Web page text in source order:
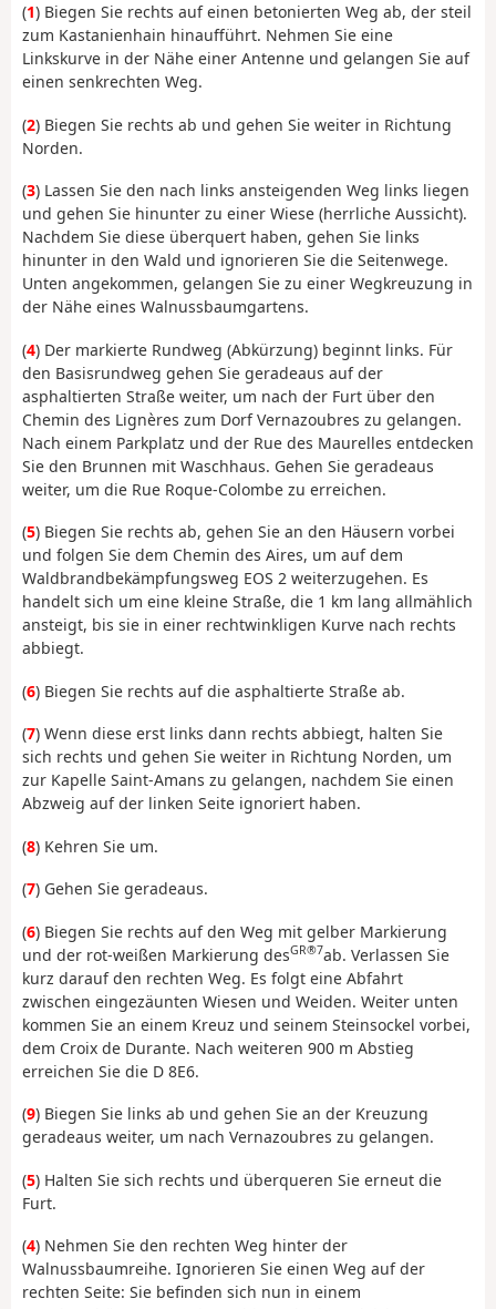
(1) Biegen Sie rechts auf einen betonierten Weg ab, der steil
zum Kastanienhain hinaufführt. Nehmen Sie eine
Linkskurve in der Nähe einer Antenne und gelangen Sie auf
einen senkrechten Weg.
(2) Biegen Sie rechts ab und gehen Sie weiter in Richtung
Norden.
(3) Lassen Sie den nach links ansteigenden Weg links liegen
und gehen Sie hinunter zu einer Wiese (herrliche Aussicht).
Nachdem Sie diese überquert haben, gehen Sie links
hinunter in den Wald und ignorieren Sie die Seitenwege.
Unten angekommen, gelangen Sie zu einer Wegkreuzung in
der Nähe eines Walnussbaumgartens.
(4) Der markierte Rundweg (Abkürzung) beginnt links. Für
den Basisrundweg gehen Sie geradeaus auf der
asphaltierten Straße weiter, um nach der Furt über den
Chemin des Lignères zum Dorf Vernazoubres zu gelangen.
Nach einem Parkplatz und der Rue des Maurelles entdecken
Sie den Brunnen mit Waschhaus. Gehen Sie geradeaus
weiter, um die Rue Roque-Colombe zu erreichen.
(5) Biegen Sie rechts ab, gehen Sie an den Häusern vorbei
und folgen Sie dem Chemin des Aires, um auf dem
Waldbrandbekämpfungsweg EOS 2 weiterzugehen. Es
handelt sich um eine kleine Straße, die 1 km lang allmählich
ansteigt, bis sie in einer rechtwinkligen Kurve nach rechts
abbiegt.
(6) Biegen Sie rechts auf die asphaltierte Straße ab.
(7) Wenn diese erst links dann rechts abbiegt, halten Sie
sich rechts und gehen Sie weiter in Richtung Norden, um
zur Kapelle Saint-Amans zu gelangen, nachdem Sie einen
Abzweig auf der linken Seite ignoriert haben.
(8) Kehren Sie um.
(7) Gehen Sie geradeaus.
(6) Biegen Sie rechts auf den Weg mit gelber Markierung
und der rot-weißen Markierung desGR®7ab. Verlassen Sie
kurz darauf den rechten Weg. Es folgt eine Abfahrt
zwischen eingezäunten Wiesen und Weiden. Weiter unten
kommen Sie an einem Kreuz und seinem Steinsockel vorbei,
dem Croix de Durante. Nach weiteren 900 m Abstieg
erreichen Sie die D 8E6.
(9) Biegen Sie links ab und gehen Sie an der Kreuzung
geradeaus weiter, um nach Vernazoubres zu gelangen.
(5) Halten Sie sich rechts und überqueren Sie erneut die
Furt.
(4) Nehmen Sie den rechten Weg hinter der
Walnussbaumreihe. Ignorieren Sie einen Weg auf der
rechten Seite: Sie befinden sich nun in einem